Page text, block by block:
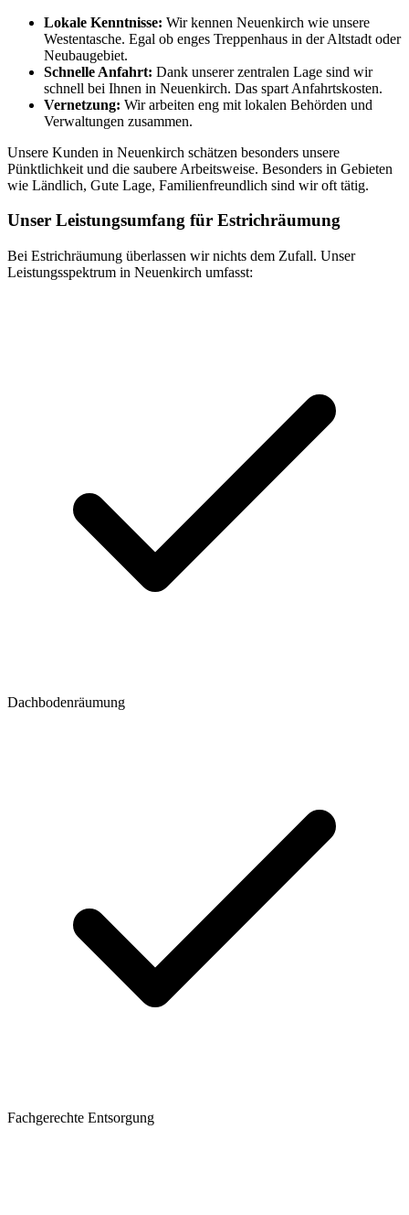
Lokale Kenntnisse: Wir kennen Neuenkirch wie unsere
Westentasche. Egal ob enges Treppenhaus in der Altstadt oder
Neubaugebiet.
Schnelle Anfahrt: Dank unserer zentralen Lage sind wir
schnell bei Ihnen in Neuenkirch. Das spart Anfahrtskosten.
Vernetzung: Wir arbeiten eng mit lokalen Behörden und
Verwaltungen zusammen.
Unsere Kunden in Neuenkirch schätzen besonders unsere
Pünktlichkeit und die saubere Arbeitsweise. Besonders in Gebieten
wie Ländlich, Gute Lage, Familienfreundlich sind wir oft tätig.
Unser Leistungsumfang für Estrichräumung
Bei Estrichräumung überlassen wir nichts dem Zufall. Unser
Leistungsspektrum in Neuenkirch umfasst:
Dachbodenräumung
Fachgerechte Entsorgung